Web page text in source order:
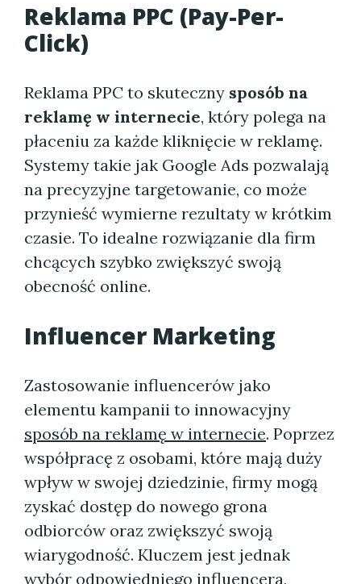
Reklama PPC (Pay-Per-
Click)
Reklama PPC to skuteczny sposób na
reklamę w internecie, który polega na
płaceniu za każde kliknięcie w reklamę.
Systemy takie jak Google Ads pozwalają
na precyzyjne targetowanie, co może
przynieść wymierne rezultaty w krótkim
czasie. To idealne rozwiązanie dla firm
chcących szybko zwiększyć swoją
obecność online.
Influencer Marketing
Zastosowanie influencerów jako
elementu kampanii to innowacyjny
sposób na reklamę w internecie. Poprzez
współpracę z osobami, które mają duży
wpływ w swojej dziedzinie, firmy mogą
zyskać dostęp do nowego grona
odbiorców oraz zwiększyć swoją
wiarygodność. Kluczem jest jednak
wybór odpowiedniego influencera,